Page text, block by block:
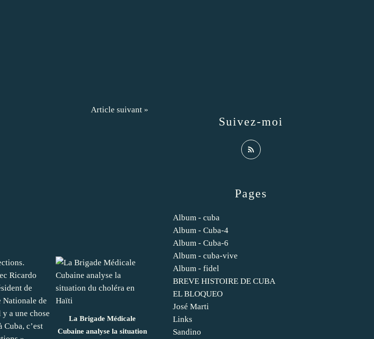
Article suivant »
La Brigade Médicale
Cubaine analyse la situation
Pages
Album - cuba
Album - Cuba-4
Album - Cuba-6
Album - cuba-vive
Album - fidel
BREVE HISTOIRE DE CUBA
EL BLOQUEO
José Marti
Links
Sandino
Suivez-moi